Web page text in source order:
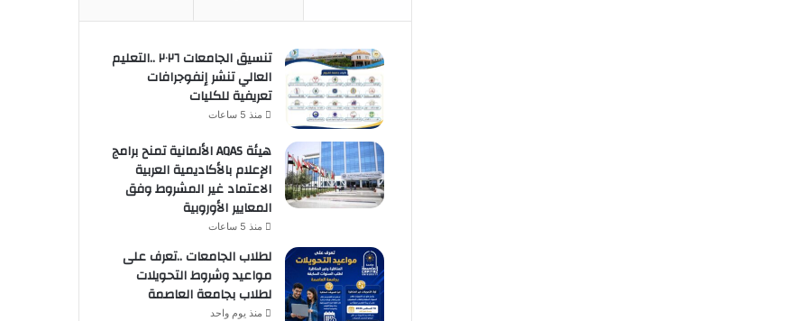
تنسيق الجامعات ٢٠٢٦ ..التعليم
العالي تنشر إنفوجرافات
تعريفية للكليات
منذ 5 ساعات
هيئة AQAS الألمانية تمنح برامج
الإعلام بالأكاديمية العربية
الاعتماد غير المشروط وفق
المعايير الأوروبية
منذ 5 ساعات
لطلاب الجامعات ..تعرف على
مواعيد وشروط التحويلات
لطلاب بجامعة العاصمة
منذ يوم واحد